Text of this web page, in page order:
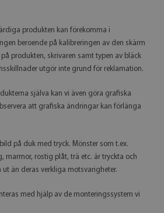
produkten kan förekomma i
beroende på kalibreringen av den skärm
produkten, skrivaren samt typen av bläck
utgör inte grund för reklamation.
själva kan vi även göra grafiska
att grafiska ändringar kan förlänga
på duk med tryck. Mönster som t.ex.
marmor, rostig plåt, trä etc. är tryckta och
än deras verkliga motsvarigheter.
med hjälp av de monteringssystem vi